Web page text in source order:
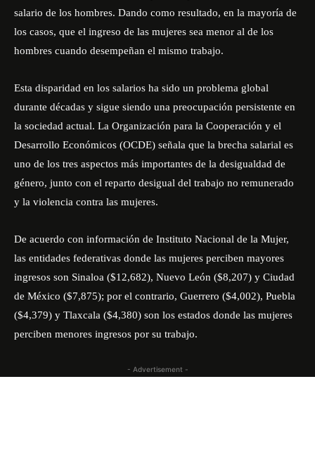
salario de los hombres. Dando como resultado, en la mayoría de
los casos, que el ingreso de las mujeres sea menor al de los
hombres cuando desempeñan el mismo trabajo.
Esta disparidad en los salarios ha sido un problema global
durante décadas y sigue siendo una preocupación persistente en
la sociedad actual. La Organización para la Cooperación y el
Desarrollo Económicos (OCDE) señala que la brecha salarial es
uno de los tres aspectos más importantes de la desigualdad de
género, junto con el reparto desigual del trabajo no remunerado
y la violencia contra las mujeres.
De acuerdo con información de Instituto Nacional de la Mujer,
las entidades federativas donde las mujeres perciben mayores
ingresos son Sinaloa ($12,682), Nuevo León ($8,207) y Ciudad
de México ($7,875); por el contrario, Guerrero ($4,002), Puebla
($4,379) y Tlaxcala ($4,380) son los estados donde las mujeres
perciben menores ingresos por su trabajo.
- Advertisement -